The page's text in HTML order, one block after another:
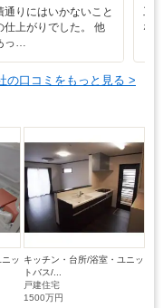
りにはいかないこと
仕上がりでした。 他
っ…
工
な
の口コミをもっと見る >
ッ キッチン・台所/浴室・ユニッ
トバス/...
戸建住宅
1500万円